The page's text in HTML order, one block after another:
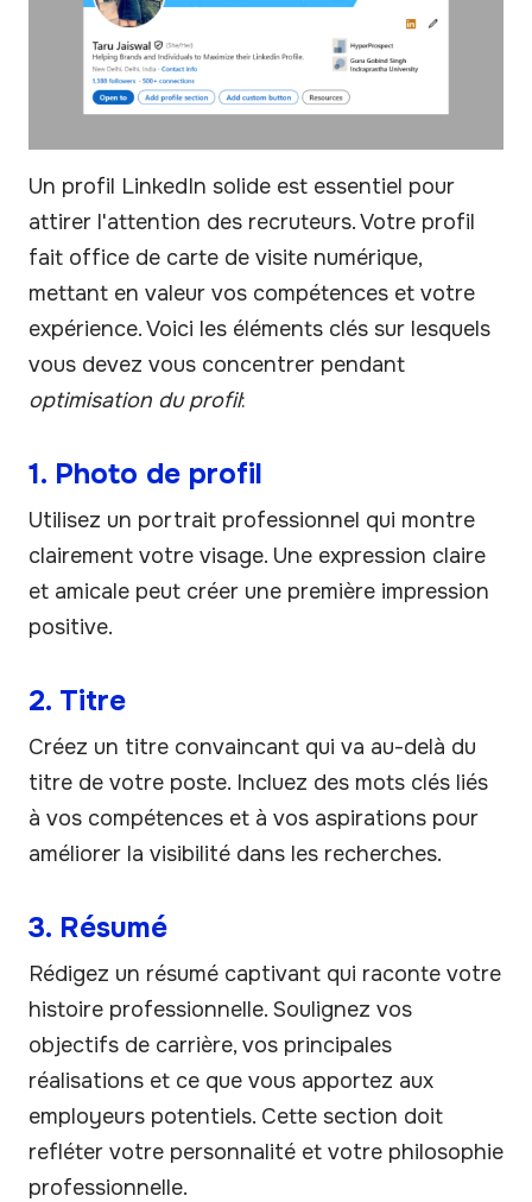
Un profil LinkedIn solide est essentiel pour
attirer l'attention des recruteurs. Votre profil
fait office de carte de visite numérique,
mettant en valeur vos compétences et votre
expérience. Voici les éléments clés sur lesquels
vous devez vous concentrer pendant
optimisation du profil:
1. Photo de profil
Utilisez un portrait professionnel qui montre
clairement votre visage. Une expression claire
et amicale peut créer une première impression
positive.
2. Titre
Créez un titre convaincant qui va au-delà du
titre de votre poste. Incluez des mots clés liés
à vos compétences et à vos aspirations pour
améliorer la visibilité dans les recherches.
3. Résumé
Rédigez un résumé captivant qui raconte votre
histoire professionnelle. Soulignez vos
objectifs de carrière, vos principales
réalisations et ce que vous apportez aux
employeurs potentiels. Cette section doit
refléter votre personnalité et votre philosophie
professionnelle.